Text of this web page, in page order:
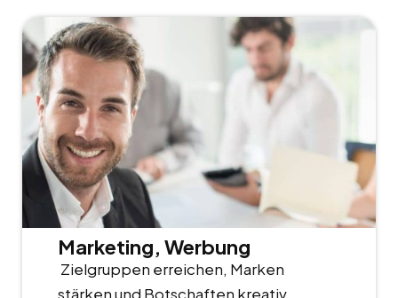
Marketing, Werbung
Zielgruppen erreichen, Marken
stärken und Botschaften kreativ